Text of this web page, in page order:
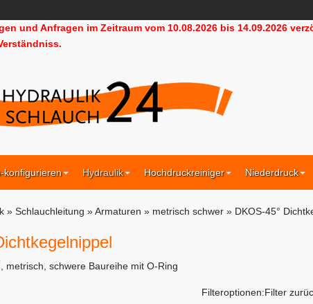
und Anfragen im Zeitraum vom 10.08.2026 bis 14.09.2026
konfigurieren Hydraulik Hochdruckreiniger Niederdruck
» Schlauchleitung »Armaturen » metrisch schwer » DKOS-45°
metrisch, schwere Baureihe mit O-Ring
Filteroptionen:Filter